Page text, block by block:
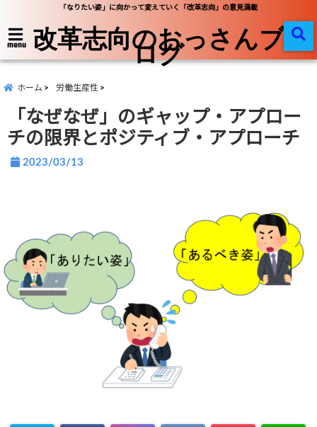
「なりたい姿」に向かって変えていく「改革志向」の意見満載
menu 改革志向のおっさんブ
ログ
ホーム 労働生産性
「なぜなぜ」のギャップ・アプロー
チの限界とポジティブ・アプローチ
2023/03/13